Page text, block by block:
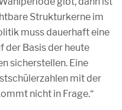
Strukturkerne im
muss dauerhaft eine
der Basis der heute
sicherstellen. Eine
mit der
nicht in Frage.“